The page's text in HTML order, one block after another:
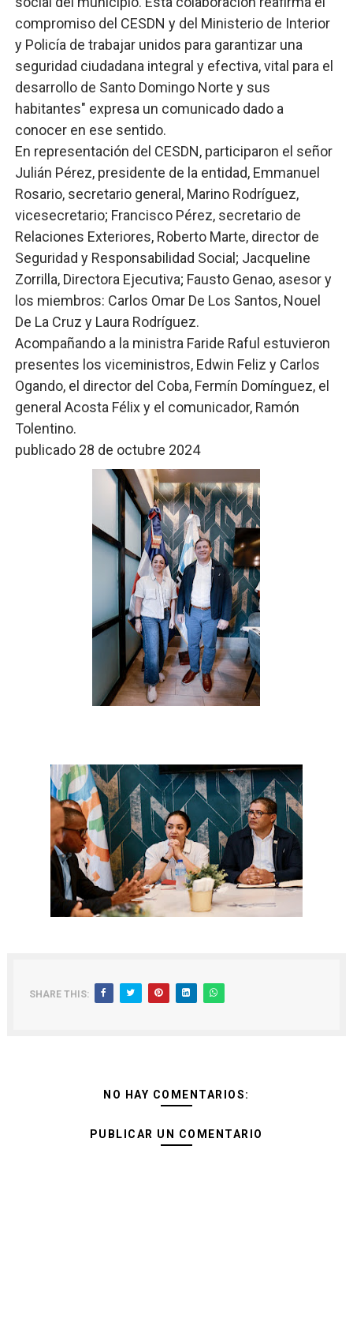
compromiso del CESDN y del Ministerio de Interior
y Policía de trabajar unidos para garantizar una
seguridad ciudadana integral y efectiva, vital para el
desarrollo de Santo Domingo Norte y sus
habitantes" expresa un comunicado dado a
conocer en ese sentido.
En representación del CESDN, participaron el señor
Julián Pérez, presidente de la entidad, Emmanuel
Rosario, secretario general, Marino Rodríguez,
vicesecretario; Francisco Pérez, secretario de
Relaciones Exteriores, Roberto Marte, director de
Seguridad y Responsabilidad Social; Jacqueline
Zorrilla, Directora Ejecutiva; Fausto Genao, asesor y
los miembros: Carlos Omar De Los Santos, Nouel
De La Cruz y Laura Rodríguez.
Acompañando a la ministra Faride Raful estuvieron
presentes los viceministros, Edwin Feliz y Carlos
Ogando, el director del Coba, Fermín Domínguez, el
general Acosta Félix y el comunicador, Ramón
Tolentino.
publicado 28 de octubre 2024
SHARE THIS:
NO HAY COMENTARIOS:
PUBLICAR UN COMENTARIO